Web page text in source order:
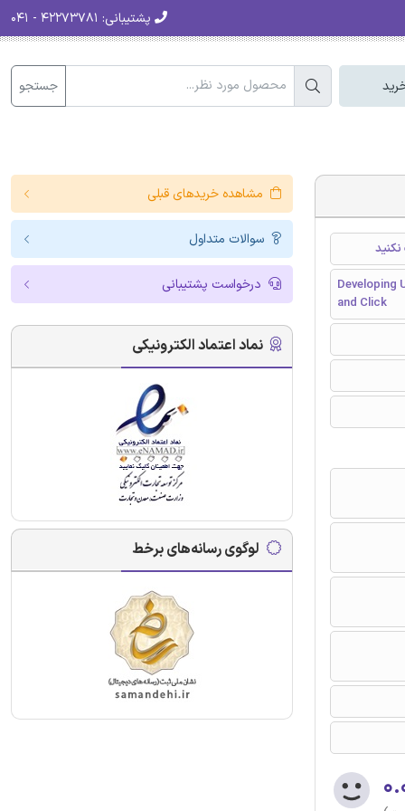
پشتیبانی:
جستجو
Developing
and Click
مشاهده خریدهای قبلی
سوالات متداول
درخواست پشتیبانی
نماد اعتماد الکترونیکی
لوگوی رسانه‌های برخط